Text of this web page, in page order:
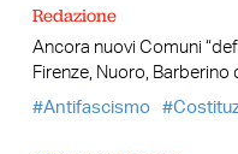
Redazione
Ancora nuovi Comuni
Firenze, Nuoro, Barberino
Antifascismo